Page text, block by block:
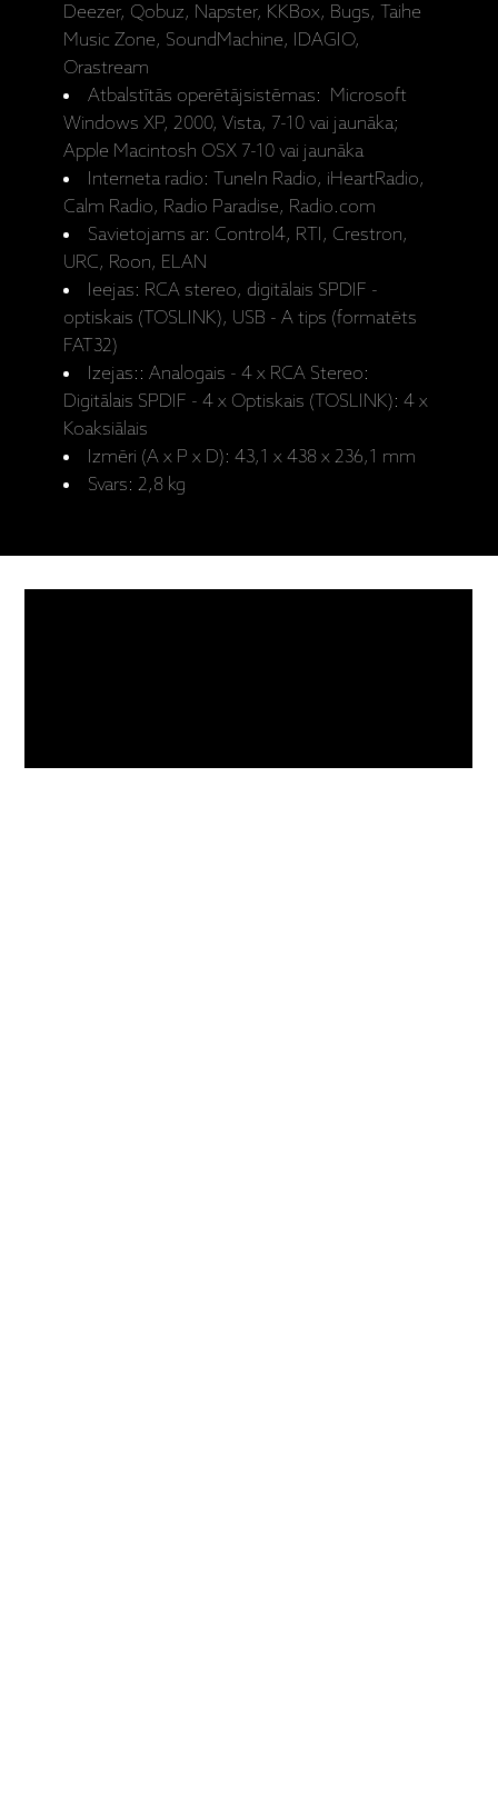
Deezer, Qobuz, Napster, KKBox, Bugs, Taihe
Music Zone, SoundMachine, IDAGIO,
Orastream
Atbalstītās operētājsistēmas: Microsoft
Windows XP, 2000, Vista, 7-10 vai jaunāka;
Apple Macintosh OSX 7-10 vai jaunāka
Interneta radio: TuneIn Radio, iHeartRadio,
Calm Radio, Radio Paradise, Radio.com
Savietojams ar: Control4, RTI, Crestron,
URC, Roon, ELAN
Ieejas: RCA stereo, digitālais SPDIF -
optiskais (TOSLINK), USB - A tips (formatēts
FAT32)
Izejas:: Analogais - 4 x RCA Stereo:
Digitālais SPDIF - 4 x Optiskais (TOSLINK): 4 x
Koaksiālais
Izmēri (A x P x D): 43,1 x 438 x 236,1 mm
Svars: 2,8 kg